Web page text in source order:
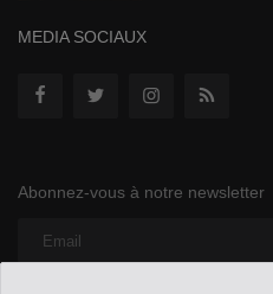
MEDIA SOCIAUX
Abonnez-vous à notre newsletter